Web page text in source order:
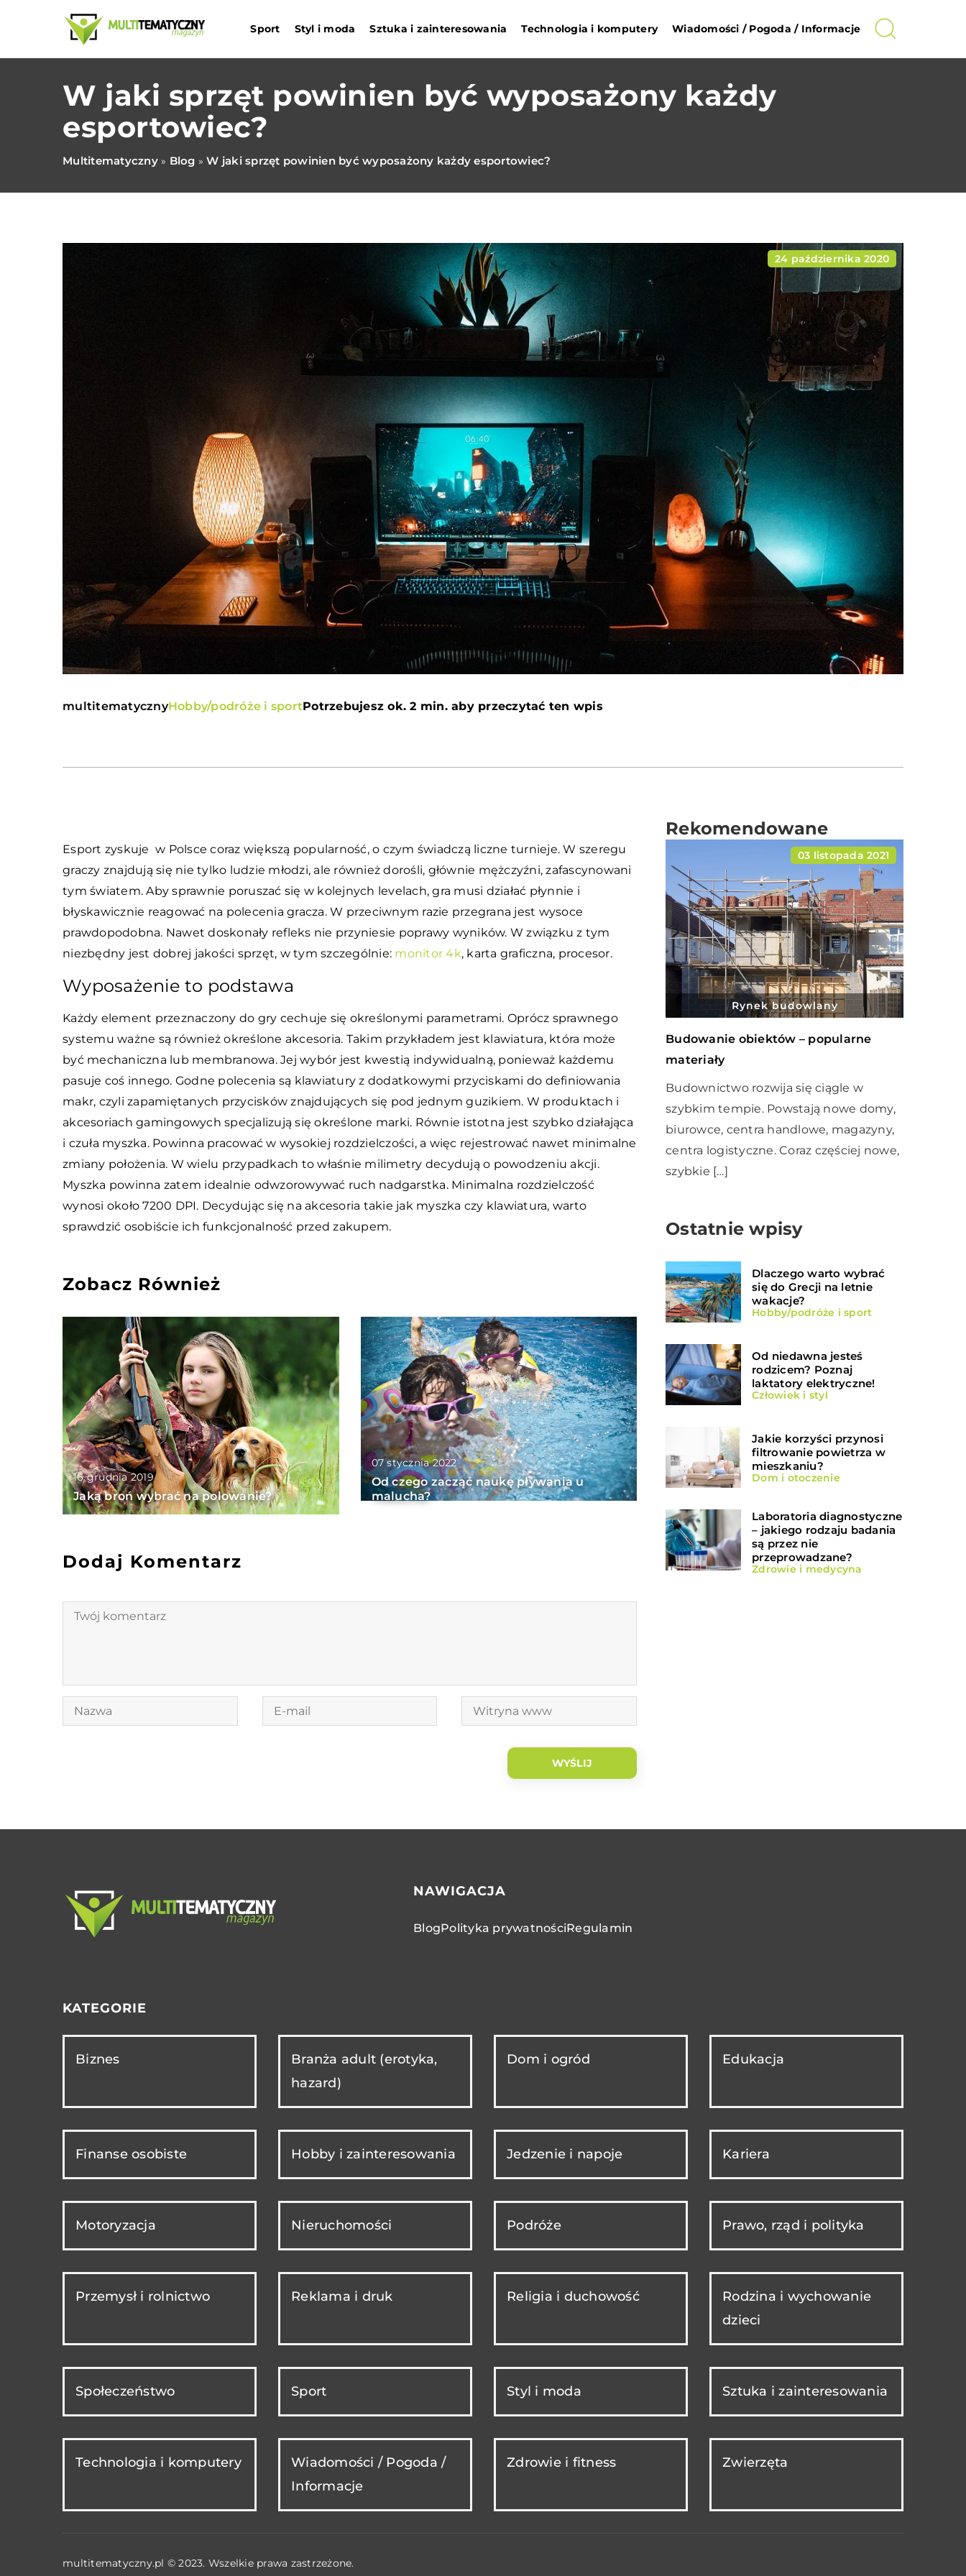
Sport Styl i moda Sztuka i zainteresowania Technologia i komputery Wiadomości / Pogoda / Informacje
W jaki sprzęt powinien być wyposażony każdy
esportowiec?
Multitematyczny» Blog »W jaki sprzęt powinien być wyposażony każdy esportowiec?
24 października 2020
multitematycznyHobby/podróże i sportPotrzebujesz ok. 2 min. aby przeczytać ten wpis
Esport zyskuje w Polsce coraz większą popularność, o czym świadczą liczne turnieje. W szeregu
graczy znajdują się nie tylko ludzie młodzi, ale również dorośli, głównie mężczyźni, zafascynowani
tym światem. Aby sprawnie poruszać się w kolejnych levelach, gra musi działać płynnie i
błyskawicznie reagować na polecenia gracza. W przeciwnym razie przegrana jest wysoce
prawdopodobna. Nawet doskonały refleks nie przyniesie poprawy wyników. W związku z tym
niezbędny jest dobrej jakości sprzęt, w tym szczególnie: monitor 4k, karta graficzna, procesor.
Wyposażenie to podstawa
Każdy element przeznaczony do gry cechuje się określonymi parametrami. Oprócz sprawnego
systemu ważne są również określone akcesoria. Takim przykładem jest klawiatura, która może
być mechaniczna lub membranowa. Jej wybór jest kwestią indywidualną, ponieważ każdemu
pasuje coś innego. Godne polecenia są klawiatury z dodatkowymi przyciskami do definiowania
makr, czyli zapamiętanych przycisków znajdujących się pod jednym guzikiem. W produktach i
akcesoriach gamingowych specjalizują się określone marki. Równie istotna jest szybko działająca
i czuła myszka. Powinna pracować w wysokiej rozdzielczości, a więc rejestrować nawet minimalne
zmiany położenia. W wielu przypadkach to właśnie milimetry decydują o powodzeniu akcji.
Myszka powinna zatem idealnie odwzorowywać ruch nadgarstka. Minimalna rozdzielczość
wynosi około 7200 DPI. Decydując się na akcesoria takie jak myszka czy klawiatura, warto
sprawdzić osobiście ich funkcjonalność przed zakupem.
Zobacz Również
16 grudnia 2019
Jaką broń wybrać na polowanie?
07 stycznia 2022
Od czego zacząć naukę pływania u
malucha?
Dodaj Komentarz
Rekomendowane
03 listopada 2021
Rynek budowlany
Budowanie obiektów – popularne
materiały
Budownictwo rozwija się ciągle w
szybkim tempie. Powstają nowe domy,
biurowce, centra handlowe, magazyny,
centra logistyczne. Coraz częściej nowe,
szybkie […]
Ostatnie wpisy
Dlaczego warto wybrać
się do Grecji na letnie
wakacje?
Hobby/podróże i sport
Od niedawna jesteś
rodzicem? Poznaj
laktatory elektryczne!
Człowiek i styl
Jakie korzyści przynosi
filtrowanie powietrza w
mieszkaniu?
Dom i otoczenie
Laboratoria diagnostyczne
– jakiego rodzaju badania
są przez nie
przeprowadzane?
Zdrowie i medycyna
NAWIGACJA
BlogPolityka prywatnościRegulamin
KATEGORIE
Biznes
Branża adult (erotyka,
hazard)
Dom i ogród Edukacja
Finanse osobiste Hobby i zainteresowania Jedzenie i napoje Kariera
Motoryzacja Nieruchomości Podróże Prawo, rząd i polityka
Przemysł i rolnictwo Reklama i druk Religia i duchowość
Rodzina i wychowanie
dzieci
Społeczeństwo Sport Styl i moda Sztuka i zainteresowania
Technologia i komputery
Wiadomości / Pogoda /
Informacje
Zdrowie i fitness Zwierzęta
multitematyczny.pl © 2023. Wszelkie prawa zastrzeżone.